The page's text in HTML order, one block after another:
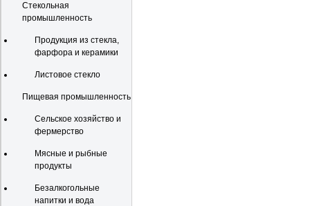
Стекольная
промышленность
Продукция из стекла,
фарфора и керамики
Листовое стекло
Пищевая промышленность
Сельское хозяйство и
фермерство
Мясные и рыбные
продукты
Безалкогольные
напитки и вода